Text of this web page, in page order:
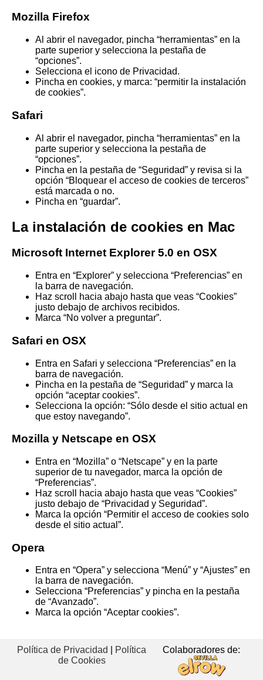
Mozilla Firefox
Al abrir el navegador, pincha “herramientas” en la
parte superior y selecciona la pestaña de
“opciones”.
Selecciona el icono de Privacidad.
Pincha en cookies, y marca: “permitir la instalación
de cookies”.
Safari
Al abrir el navegador, pincha “herramientas” en la
parte superior y selecciona la pestaña de
“opciones”.
Pincha en la pestaña de “Seguridad” y revisa si la
opción “Bloquear el acceso de cookies de terceros”
está marcada o no.
Pincha en “guardar”.
La instalación de cookies en Mac
Microsoft Internet Explorer 5.0 en OSX
Entra en “Explorer” y selecciona “Preferencias” en
la barra de navegación.
Haz scroll hacia abajo hasta que veas “Cookies”
justo debajo de archivos recibidos.
Marca “No volver a preguntar”.
Safari en OSX
Entra en Safari y selecciona “Preferencias” en la
barra de navegación.
Pincha en la pestaña de “Seguridad” y marca la
opción “aceptar cookies”.
Selecciona la opción: “Sólo desde el sitio actual en
que estoy navegando”.
Mozilla y Netscape en OSX
Entra en “Mozilla” o “Netscape” y en la parte
superior de tu navegador, marca la opción de
“Preferencias”.
Haz scroll hacia abajo hasta que veas “Cookies”
justo debajo de “Privacidad y Seguridad”.
Marca la opción “Permitir el acceso de cookies solo
desde el sitio actual”.
Opera
Entra en “Opera” y selecciona “Menú” y “Ajustes” en
la barra de navegación.
Selecciona “Preferencias” y pincha en la pestaña
de “Avanzado”.
Marca la opción “Aceptar cookies”.
Política de Privacidad
Política
de Cookies
Colaboradores de: